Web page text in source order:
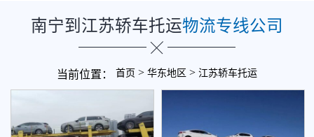
西北地区
南宁到江苏轿车托运物流专线公司
当前位置： 首页 > 华东地区 > 江苏轿车托运